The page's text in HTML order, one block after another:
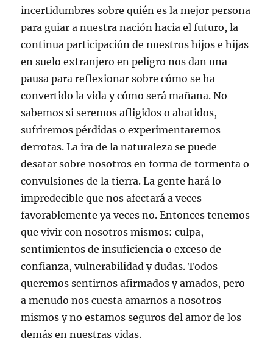
incertidumbres sobre quién es la mejor persona
para guiar a nuestra nación hacia el futuro, la
continua participación de nuestros hijos e hijas
en suelo extranjero en peligro nos dan una
pausa para reflexionar sobre cómo se ha
convertido la vida y cómo será mañana. No
sabemos si seremos afligidos o abatidos,
sufriremos pérdidas o experimentaremos
derrotas. La ira de la naturaleza se puede
desatar sobre nosotros en forma de tormenta o
convulsiones de la tierra. La gente hará lo
impredecible que nos afectará a veces
favorablemente ya veces no. Entonces tenemos
que vivir con nosotros mismos: culpa,
sentimientos de insuficiencia o exceso de
confianza, vulnerabilidad y dudas. Todos
queremos sentirnos afirmados y amados, pero
a menudo nos cuesta amarnos a nosotros
mismos y no estamos seguros del amor de los
demás en nuestras vidas.